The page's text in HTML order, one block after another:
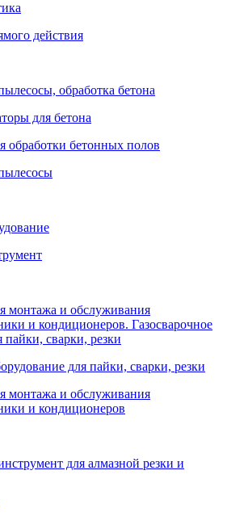
действия
обработка бетона
для бетона
обработки бетонных полов
монтажа и обслуживания
и кондиционеров. Газосварочное
пайки, сварки, резки
для пайки, сварки, резки
монтажа и обслуживания
и кондиционеров
для алмазной резки и